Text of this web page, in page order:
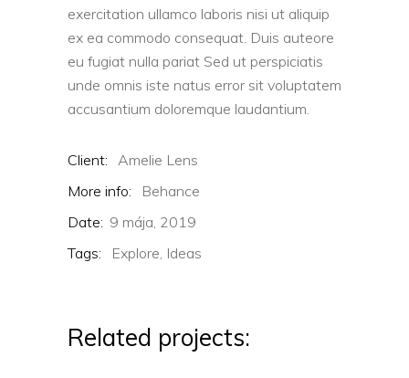
exercitation ullamco laboris nisi ut aliquip
ex ea commodo consequat. Duis auteore
eu fugiat nulla pariat Sed ut perspiciatis
unde omnis iste natus error sit voluptatem
accusantium doloremque laudantium.
Client: Amelie Lens
More info:
Behance
Date: 9 mája, 2019
Tags:
Explore, Ideas
Related projects: